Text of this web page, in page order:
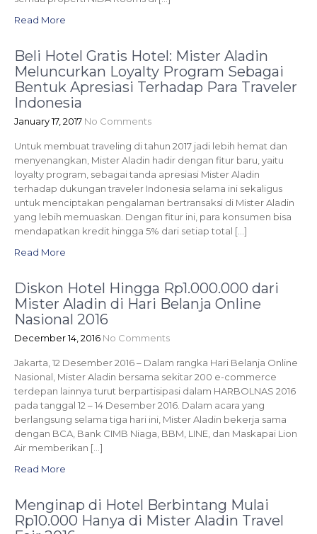
Read More
Beli Hotel Gratis Hotel: Mister Aladin
Meluncurkan Loyalty Program Sebagai
Bentuk Apresiasi Terhadap Para Traveler
Indonesia
January 17, 2017 No Comments
Untuk membuat traveling di tahun 2017 jadi lebih hemat dan
menyenangkan, Mister Aladin hadir dengan fitur baru, yaitu
loyalty program, sebagai tanda apresiasi Mister Aladin
terhadap dukungan traveler Indonesia selama ini sekaligus
untuk menciptakan pengalaman bertransaksi di Mister Aladin
yang lebih memuaskan. Dengan fitur ini, para konsumen bisa
mendapatkan kredit hingga 5% dari setiap total […]
Read More
Diskon Hotel Hingga Rp1.000.000 dari
Mister Aladin di Hari Belanja Online
Nasional 2016
December 14, 2016 No Comments
Jakarta, 12 Desember 2016 – Dalam rangka Hari Belanja Online
Nasional, Mister Aladin bersama sekitar 200 e-commerce
terdepan lainnya turut berpartisipasi dalam HARBOLNAS 2016
pada tanggal 12 – 14 Desember 2016. Dalam acara yang
berlangsung selama tiga hari ini, Mister Aladin bekerja sama
dengan BCA, Bank CIMB Niaga, BBM, LINE, dan Maskapai Lion
Air memberikan […]
Read More
Menginap di Hotel Berbintang Mulai
Rp10.000 Hanya di Mister Aladin Travel